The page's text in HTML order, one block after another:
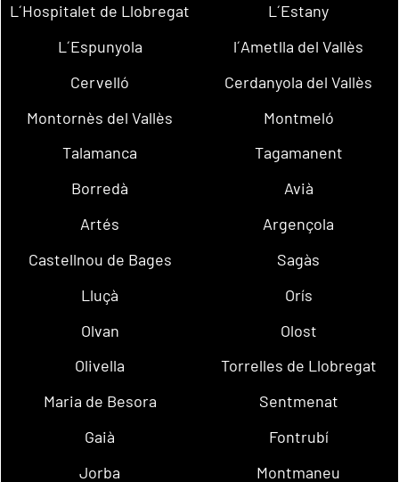
L´Hospitalet de Llobregat
L´Estany
L´Espunyola
l´Ametlla del Vallès
Cervelló
Cerdanyola del Vallès
Montornès del Vallès
Montmeló
Talamanca
Tagamanent
Borredà
Avià
Artés
Argençola
Castellnou de Bages
Sagàs
Lluçà
Orís
Olvan
Olost
Olivella
Torrelles de Llobregat
Maria de Besora
Sentmenat
Gaià
Fontrubí
Jorba
Montmaneu